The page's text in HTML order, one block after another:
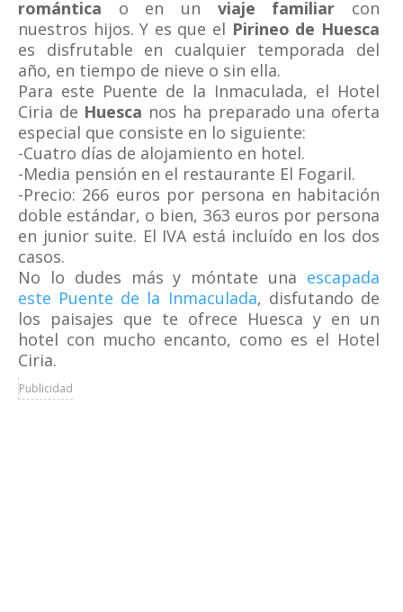
romántica o en un viaje familiar con
nuestros hijos. Y es que el Pirineo de Huesca
es disfrutable en cualquier temporada del
año, en tiempo de nieve o sin ella.
Para este Puente de la Inmaculada, el Hotel
Ciria de Huesca nos ha preparado una oferta
especial que consiste en lo siguiente:
-Cuatro días de alojamiento en hotel.
-Media pensión en el restaurante El Fogaril.
-Precio: 266 euros por persona en habitación
doble estándar, o bien, 363 euros por persona
en junior suite. El IVA está incluído en los dos
casos.
No lo dudes más y móntate una escapada
este Puente de la Inmaculada, disfutando de
los paisajes que te ofrece Huesca y en un
hotel con mucho encanto, como es el Hotel
Ciria.
Publicidad